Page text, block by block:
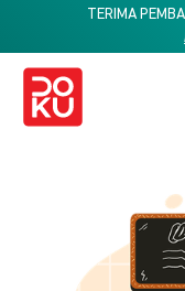
TERIMA